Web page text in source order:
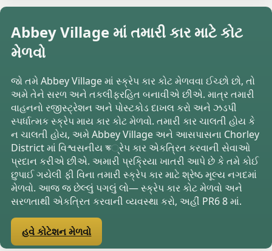
Abbey Village માં તમારી કાર માટે કોટ
મેળવો
જો તમે Abbey Village માં સ્ક્રેપ કાર કોટ મેળવવા ઈચ્છો છો, તો
અમે તેને સરળ અને તકલીફરહિત બનાવીએ છીએ. માત્ર તમારી
વાહનનો રજીસ્ટ્રેશન અને પોસ્ટકોડ દાખલ કરો અને ઝડપી
સ્પર્ધાત્મક સ્ક્રેપ માય કાર કોટ મેળવો. તમારી કાર ચાલતી હોય કે
ન ચાલતી હોય, અમે Abbey Village અને આસપાસના Chorley
District માં વિશ્વસનીય স্ক્રેપ કાર એકત્રિત કરવાની સેવાઓ
પ્રદાન કરીએ છીએ. અમારી પ્રક્રિયા ખાતરી આપે છે કે તમે કોઈ
છુપાઈ ગયેલી ફી વિના તમારી સ્ક્રેપ કાર માટે શ્રેષ્ઠ મૂલ્ય નગદમાં
મેળવો. આજ જ છેલ્લું પગલું લો— સ્ક્રેપ કાર કોટ મેળવો અને
સરળતાથી એકત્રિત કરવાની વ્યવસ્થા કરો, અહીં PR6 8 માં.
હવે કોટેશન મેળવો